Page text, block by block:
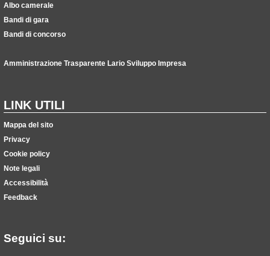
Albo camerale
Bandi di gara
Bandi di concorso
Amministrazione Trasparente Lario Sviluppo Impresa
LINK UTILI
Mappa del sito
Privacy
Cookie policy
Note legali
Accessibilità
Feedback
Seguici su: